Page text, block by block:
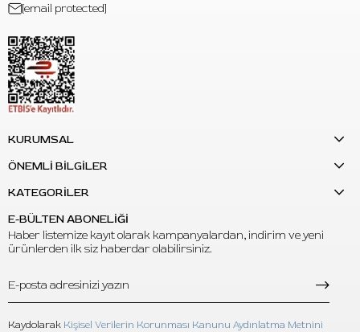
gerektiren dövme çalışmalarında kullanılabilir.
S: Şişe hacmi nedir?
C: Ürün 2oz / 60ml şişe hacmine sahiptir.
S: Vegan mı?
C: Evet, vegan yapıya sahiptir.
[email protected]
KURUMSAL
ÖNEMLİ BİLGİLER
KATEGORİLER
E-BÜLTEN ABONELİĞİ
Haber listemize kayıt olarak kampanyalardan, indirim ve yeni
ürünlerden ilk siz haberdar olabilirsiniz.
Kaydolarak Kişisel Verilerin Korunması Kanunu Aydınlatma Metnini